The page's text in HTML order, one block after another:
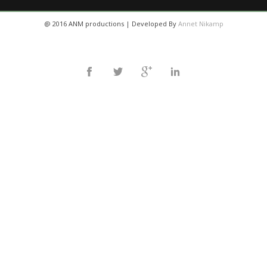
@ 2016 ANM productions | Developed By Annet Nikamp